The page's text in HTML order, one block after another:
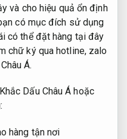
và cho hiệu quả ổn định
có mục đích sử dụng
có thể đặt hàng tại đây
chữ ký qua hotline, zalo
Á.
Dấu Châu Á hoặc
hàng tận nơi